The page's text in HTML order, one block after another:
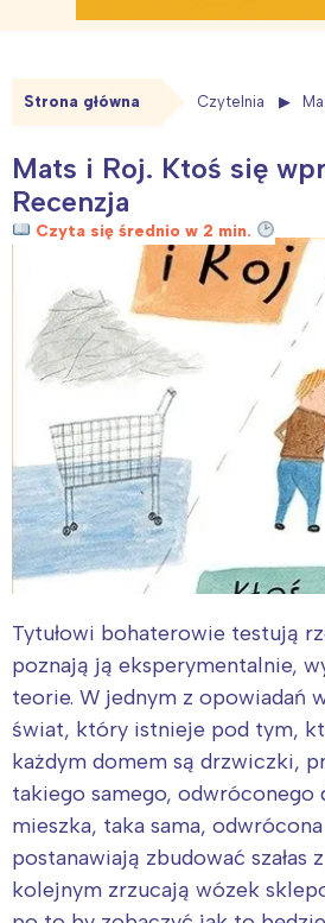
Strona główna Czytelnia
Mats i Roj. Ktoś się
Recenzja
Czyta się średnio w 2 min.
Tytułowi bohaterowie testują
poznają ją eksperymentalnie,
teorie. W jednym z opowiadań
świat, który istnieje pod tym,
każdym domem są drzwiczki,
takiego samego, odwróconego
mieszka, taka sama,
postanawiają zbudować szałas
kolejnym zrzucają wózek